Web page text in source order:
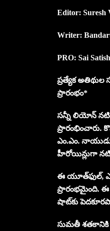
Editor: Suresh
Writer:
PRO: Sai Satish
ప్రత్యేక
ప్రారంభం*
సన్నీ లియోన్
ప్రారంభించారు.
ఎం.ఎం.
హీరోయిన్లుగా
ఈ యూత్‌ఫుల్,
ప్రారంభమైంది. ఈ
షాట్‌కు
సుమతీ శతకానికి